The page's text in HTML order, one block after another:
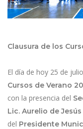
Clausura de los
El día de hoy 25 de
Cursos de Verano
con la presencia del
Lic. Aurelio de
del Presidente